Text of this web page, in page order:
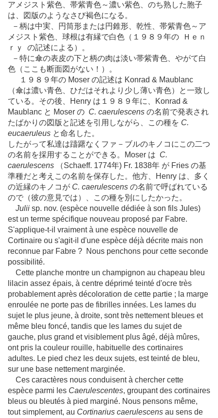
アメジスト紫色、帯紫青色～濃い紫色、のち熟した胞子
は、図版のようなさび褐色になる。
－柄は中実、円筒形または円錐形、乾性、帯紫青色～ア
メジスト紫色、球根は有縁で白色（１９８９年の Ｈｅｎ
ｒｙ の記述による）。
－特に傘の表皮の下と柄の肉は淡い帯紫青色、やがて白
色（ここも断面図がない！）。
１９８９年の Moser の記述は Konrad & Maublanc
（傘は濃い青色、ひだはそれより少し薄い青色）と一致し
ている。その後、Henry は１９８９年に、Konrad &
Maublanc と Moser の C. caerulescens の名前で発表され
たばかりの図版と記述を引用しながら、この種を C.
eucaeruleus と命名した。
したがって私達は躊躇なくファ－ブルのキノコにこの二つ
の名前を採用することができる。Moser は C.
caerulescens
（Schaeff. 1774年) Fr. 1838年 が Fries の基
準種だと考えこの名前を保存した。他方、Henry は、多く
の近縁のキノコが C. caerulescens の名前で呼ばれている
ので（彼の意見では）、この種を別にしたかった。
Julii sp. nov. (espèce nouvelle dédiée à son fils Jules)
est un terme spécifique nouveau proposé par Fabre.
S'applique-t-il vraiment à une espèce nouvelle de
Cortinaire ou s'agit-il d'une espèce déjà décrite mais non
reconnue par Fabre ? Nous penchons pour cette seconde
possibilité.
Cette planche montre un champignon au chapeau bleu
lilacin assez épais, à centre déprimé teinté d'ocre très
probablement après décoloration de cette partie ; la marge
enroulée ne porte pas de fibrilles innées. Les lames du
sujet le plus jeune, à droite, sont très nettement bleues et
même bleu foncé, tandis que les lames du sujet de
gauche, plus grand et visiblement plus âgé, déjà mûres,
ont pris la couleur rouille, habituelle des cortinaires
adultes. Le pied chez les deux sujets, est teinté de bleu,
sur une base nettement marginée.
Ces caractères nous conduisent à chercher cette
espèce parmi les Caerulescentes, groupant des cortinaires
bleus ou bleutés à pied marginé. Nous pensons même,
tout simplement, au Cortinarius caerulescens au sens de